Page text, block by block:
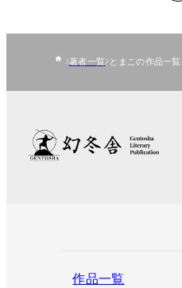
著者一覧 とまこの作品一覧
作品一覧